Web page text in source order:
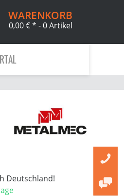
WARENKORB
0,00 € * - 0 Artikel
Deutschland!